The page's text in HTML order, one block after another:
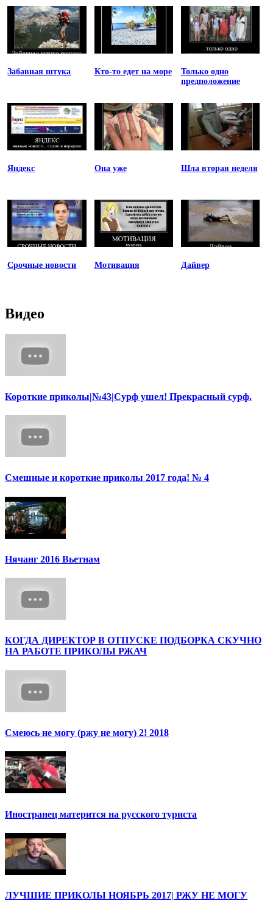
Забавная штука Кто-то едет на море
Только одно
предположение
Яндекс Она уже Шла вторая неделя
Срочные новости Мотивация Дайвер
Видео
Короткие приколы|№43|Сурф ушел! Прекрасный сурф.
Смешные и короткие приколы 2017 года! № 4
Нячанг 2016 Вьетнам
КОГДА ДИРЕКТОР В ОТПУСКЕ ПОДБОРКА СКУЧНО
НА РАБОТЕ ПРИКОЛЫ РЖАЧ
Смеюсь не могу (ржу не могу) 2! 2018
Иностранец матерится на русского туриста
ЛУЧШИЕ ПРИКОЛЫ НОЯБРЬ 2017| РЖУ НЕ МОГУ